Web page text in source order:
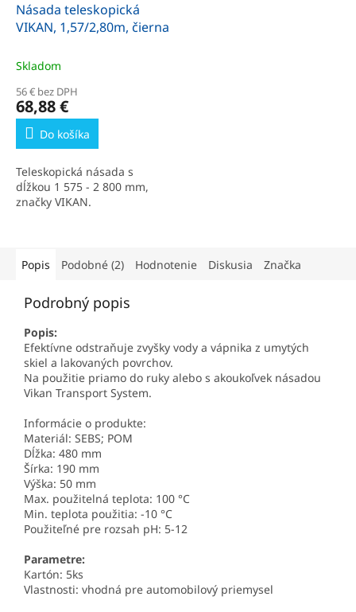
Násada teleskopická
VIKAN, 1,57/2,80m, čierna
Skladom
56 € bez DPH
68,88 €
Do košíka
Teleskopická násada s
dĺžkou 1 575 - 2 800 mm,
značky VIKAN.
Popis Podobné (2) Hodnotenie Diskusia Značka
Podrobný popis
Popis:
Efektívne odstraňuje zvyšky vody a vápnika z umytých
skiel a lakovaných povrchov.
Na použitie priamo do ruky alebo s akoukoľvek násadou
Vikan Transport System.
Informácie o produkte:
Materiál: SEBS; POM
Dĺžka: 480 mm
Šírka: 190 mm
Výška: 50 mm
Max. použitelná teplota: 100 °C
Min. teplota použitia: -10 °C
Použiteľné pre rozsah pH: 5-12
Parametre:
Kartón: 5ks
Vlastnosti: vhodná pre automobilový priemysel